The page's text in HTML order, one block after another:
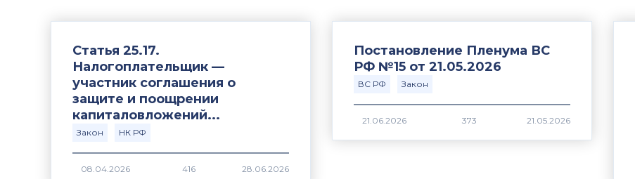
Статья 25.17.
Налогоплательщик —
участник соглашения о
защите и поощрении
капиталовложений...
Закон НК РФ
416
Постановление Пленума ВС
РФ №15 от 21.05.2026
ВС РФ Закон
373